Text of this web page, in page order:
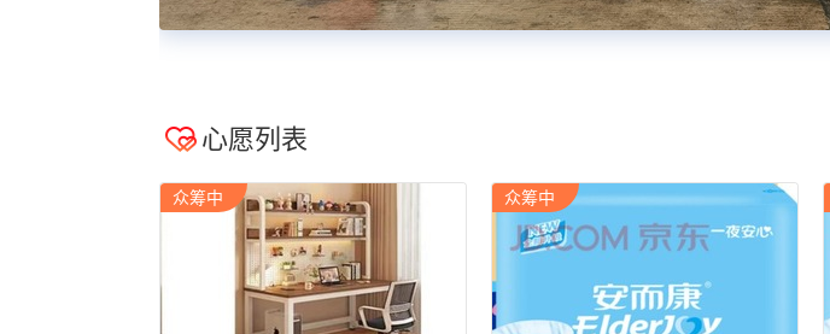
心愿列表
众筹中 众筹中